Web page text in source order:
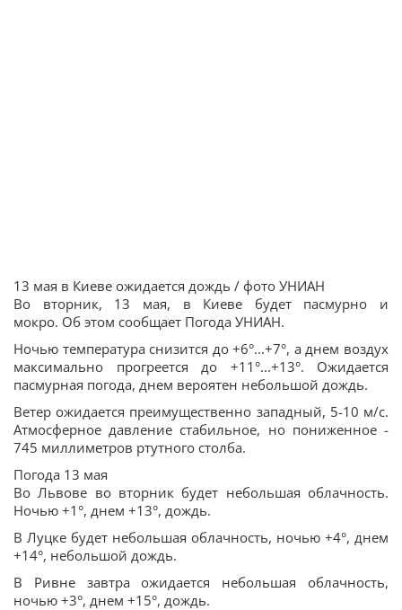
13 мая в Киеве ожидается дождь / фото УНИАН
Во вторник, 13 мая, в Киеве будет пасмурно и
мокро. Об этом сообщает Погода УНИАН.
Ночью температура снизится до +6°...+7°, а днем воздух
максимально прогреется до +11°...+13°. Ожидается
пасмурная погода, днем вероятен небольшой дождь.
Ветер ожидается преимущественно западный, 5-10 м/с.
Атмосферное давление стабильное, но пониженное -
745 миллиметров ртутного столба.
Погода 13 мая
Во Львове во вторник будет небольшая облачность.
Ночью +1°, днем +13°, дождь.
В Луцке будет небольшая облачность, ночью +4°, днем
+14°, небольшой дождь.
В Ривне завтра ожидается небольшая облачность,
ночью +3°, днем +15°, дождь.